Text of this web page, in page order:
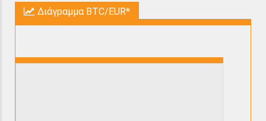
Διάγραμμα BTC/EUR*